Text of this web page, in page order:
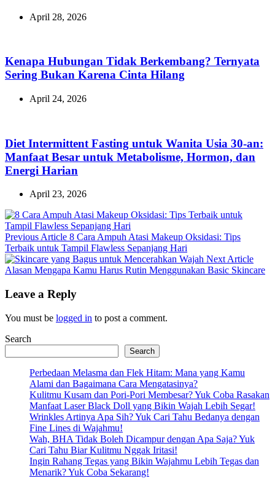
April 28, 2026
Kenapa Hubungan Tidak Berkembang? Ternyata
Sering Bukan Karena Cinta Hilang
April 24, 2026
Diet Intermittent Fasting untuk Wanita Usia 30-an:
Manfaat Besar untuk Metabolisme, Hormon, dan
Energi Harian
April 23, 2026
Previous Article Previous
Post:
8 Cara Ampuh Atasi Makeup Oksidasi: Tips
Terbaik untuk Tampil Flawless Sepanjang Hari
Next ArticleNext
Post:
Alasan Mengapa Kamu Harus Rutin Menggunakan Basic Skincare
Leave a Reply
You must be logged in to post a comment.
Search
Search
Perbedaan Melasma dan Flek Hitam: Mana yang Kamu
Alami dan Bagaimana Cara Mengatasinya?
Kulitmu Kusam dan Pori-Pori Membesar? Yuk Coba Rasakan
Manfaat Laser Black Doll yang Bikin Wajah Lebih Segar!
Wrinkles Artinya Apa Sih? Yuk Cari Tahu Bedanya dengan
Fine Lines di Wajahmu!
Wah, BHA Tidak Boleh Dicampur dengan Apa Saja? Yuk
Cari Tahu Biar Kulitmu Nggak Iritasi!
Ingin Rahang Tegas yang Bikin Wajahmu Lebih Tegas dan
Menarik? Yuk Coba Sekarang!